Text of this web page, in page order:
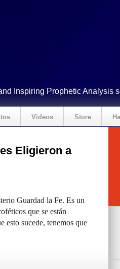
Inspiring Prophetic Analysis
Videos Store
Eligieron a
Guardad la Fe. Es un
que se están
esto sucede, tenemos que